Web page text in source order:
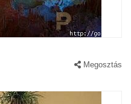
Megosztás